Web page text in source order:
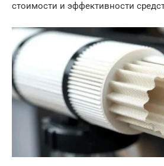
стоимости и эффективности